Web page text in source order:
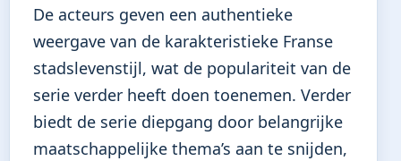
De acteurs geven een authentieke
weergave van de karakteristieke Franse
stadslevenstijl, wat de populariteit van de
serie verder heeft doen toenemen. Verder
biedt de serie diepgang door belangrijke
maatschappelijke thema’s aan te snijden,